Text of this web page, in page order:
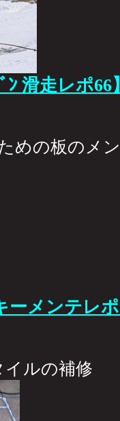
ﾝ 滑走レポ66
めの板のメ
ーメンテレ
イルの補修